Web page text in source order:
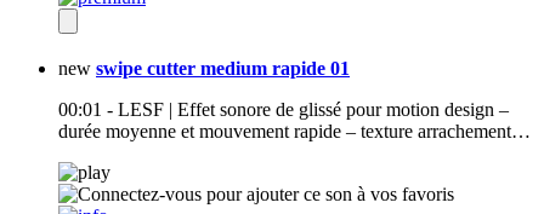
new swipe cutter medium rapide 01
00:01 - LESF | Effet sonore de glissé pour motion design –
durée moyenne et mouvement rapide – texture arrachement…